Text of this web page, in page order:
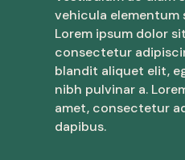
vehicula elementum
Lorem ipsum dolor
consectetur
blandit aliquet elit,
nibh pulvinar a.
amet, consectetur
dapibus.